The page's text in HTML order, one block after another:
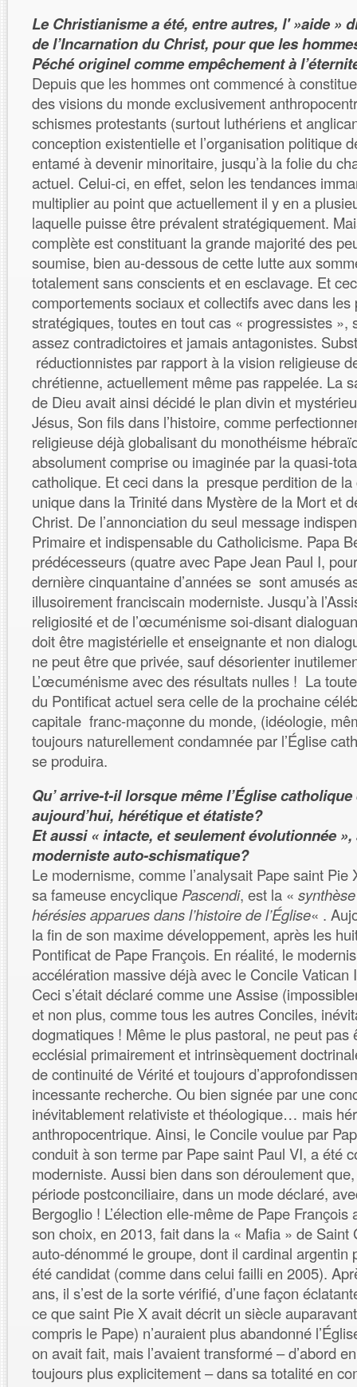
Le Christianisme a été, entre autres, l' »aide »
de l’Incarnation du Christ, pour que les
Péché originel comme empêchement à
Depuis que les hommes ont commencé à
des visions du monde exclusivement
schismes protestants (surtout luthériens et
conception existentielle et l’organisation politique
entamé à devenir minoritaire, jusqu’à la folie du
actuel. Celui-ci, en effet, selon les tendances
multiplier au point que actuellement il y en a
laquelle puisse être prévalent stratégiquement.
complète est constituant la grande majorité des
soumise, bien au-dessous de cette lutte aux
totalement sans conscients et en esclavage. Et
comportements sociaux et collectifs avec dans les
stratégiques, toutes en tout cas « progressistes »,
assez contradictoires et jamais antagonistes.
réductionnistes par rapport à la vision religieuse
chrétienne, actuellement même pas rappelée. La
de Dieu avait ainsi décidé le plan divin et
Jésus, Son fils dans l’histoire, comme
religieuse déjà globalisant du monothéisme
absolument comprise ou imaginée par la quasi-
catholique. Et ceci dans la presque perdition de la
unique dans la Trinité dans Mystère de la Mort et
Christ. De l’annonciation du seul message
Primaire et indispensable du Catholicisme. Papa
prédécesseurs (quatre avec Pape Jean Paul I,
dernière cinquantaine d’années se sont amusés
illusoirement franciscain moderniste. Jusqu’à
religiosité et de l’œcuménisme soi-disant
doit être magistérielle et enseignante et non
ne peut être que privée, sauf désorienter
L’œcuménisme avec des résultats nulles ! La
du Pontificat actuel sera celle de la prochaine
capitale franc-maçonne du monde, (idéologie,
toujours naturellement condamnée par l’Église
se produira.
Qu’ arrive-t-il lorsque même l’Église
aujourd’hui, hérétique et étatiste?
Et aussi « intacte, et seulement évolutionnée »,
moderniste auto-schismatique?
Le modernisme, comme l’analysait Pape saint Pie
sa fameuse encyclique Pascendi, est la «
hérésies apparues dans l’histoire de l’Église« .
la fin de son maxime développement, après les
Pontificat de Pape François. En réalité, le
accélération massive déjà avec le Concile Vatican
Ceci s’était déclaré comme une Assise
et non plus, comme tous les autres Conciles,
dogmatiques ! Même le plus pastoral, ne peut pas
ecclésial primairement et intrinsèquement
de continuité de Vérité et toujours
incessante recherche. Ou bien signée par une
inévitablement relativiste et théologique… mais
anthropocentrique. Ainsi, le Concile voulue par
conduit à son terme par Pape saint Paul VI, a été
moderniste. Aussi bien dans son déroulement
période postconciliaire, dans un mode déclaré,
Bergoglio ! L’élection elle-même de Pape
son choix, en 2013, fait dans la « Mafia » de
auto-dénommé le groupe, dont il cardinal argentin
été candidat (comme dans celui failli en 2005).
ans, il s’est de la sorte vérifié, d’une façon
ce que saint Pie X avait décrit un siècle
compris le Pape) n’auraient plus abandonné
on avait fait, mais l’avaient transformé – d’abord
toujours plus explicitement – dans sa totalité en